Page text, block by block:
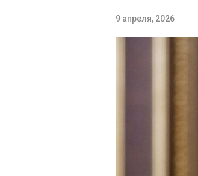
9 апреля, 2026